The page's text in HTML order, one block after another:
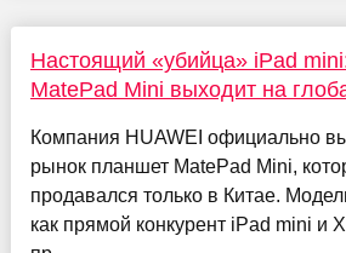
Настоящий «убийца» iPad
MatePad Mini выходит на
Компания HUAWEI официально
рынок планшет MatePad Mini,
продавался только в Китае.
как прямой конкурент iPad mini и